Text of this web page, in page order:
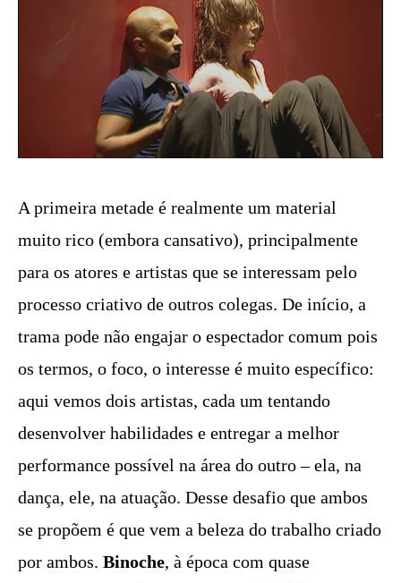
A primeira metade é realmente um material
muito rico (embora cansativo), principalmente
para os atores e artistas que se interessam pelo
processo criativo de outros colegas. De início, a
trama pode não engajar o espectador comum pois
os termos, o foco, o interesse é muito específico:
aqui vemos dois artistas, cada um tentando
desenvolver habilidades e entregar a melhor
performance possível na área do outro – ela, na
dança, ele, na atuação. Desse desafio que ambos
se propõem é que vem a beleza do trabalho criado
por ambos. Binoche, à época com quase